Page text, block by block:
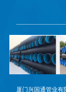
厦门兴国通管业有